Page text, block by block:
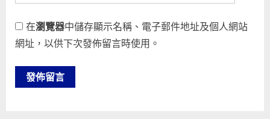
在瀏覽器中儲存顯示名稱、電子郵件地址及個人網站
網址，以供下次發佈留言時使用。